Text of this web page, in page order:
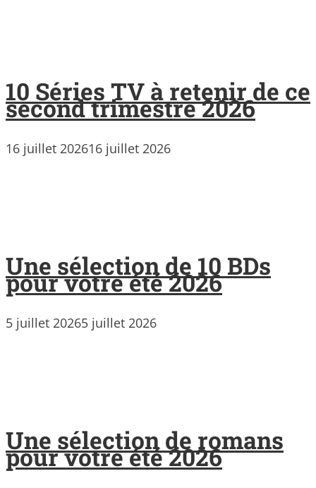
10 Séries TV à retenir de ce
second trimestre 2026
16 juillet 202616 juillet 2026
Une sélection de 10 BDs
pour votre été 2026
5 juillet 20265 juillet 2026
Une sélection de romans
pour votre été 2026